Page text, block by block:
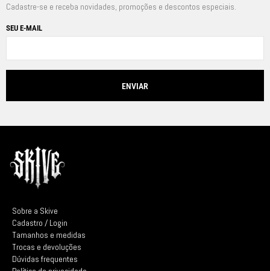
Cadastre-se e receba novidades, promoções e descontos especiais.
SEU E-MAIL
Sobre a Skive
Cadastro / Login
Tamanhos e medidas
Trocas e devoluções
Dúvidas frequentes